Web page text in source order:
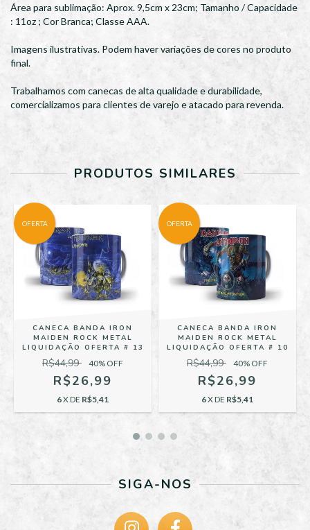
Área para sublimação: Aprox. 9,5cm x 23cm; Tamanho / Capacidade
: 11oz ; Cor Branca; Classe AAA.
Imagens ilustrativas. Podem haver variações de cores no produto
final.
Trabalhamos com canecas de alta qualidade e durabilidade,
comercializamos para clientes de varejo e atacado para revenda.
PRODUTOS SIMILARES
OFERTA
CANECA BANDA IRON
MAIDEN ROCK METAL
LIQUIDAÇÃO OFERTA # 13
R$44,99 40% OFF
R$26,99
6X DE R$5,41
OFERTA
CANECA BANDA IRON
MAIDEN ROCK METAL
LIQUIDAÇÃO OFERTA # 10
R$44,99 40% OFF
R$26,99
6X DE R$5,41
SIGA-NOS